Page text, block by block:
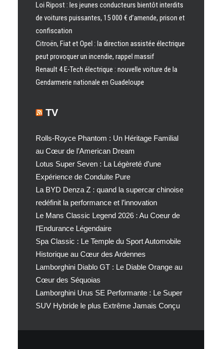
Loi Ripost : les jeunes conducteurs bientôt interdits
de voitures puissantes, 15 000 € d’amende, prison et
confiscation
Citroën, Fiat et Opel : la direction assistée électrique
peut provoquer un incendie, rappel massif
Renault 4 E-Tech électrique : nouvelle voiture de la
Gendarmerie nationale en Guadeloupe
TV
Rolls-Royce Phantom : Un Héritage Familial
au Cœur de l’American Dream
Lotus Super Seven : La Légèreté d’une
Expérience de Conduite Pure
La BYD Denza Z : quand la supercar chinoise
redéfinit la performance et l’innovation
Le Mans Classic Legend 2026 : Au Coeur de
l’Endurance Légendaire
Spa Classic : Le Temple du Sport Automobile
Historique au Cœur des Ardennes
Lamborghini Diablo GT : Le Diable Orange au
Cœur des Séquoias
Lamborghini Urus SE Performante : Le Super
SUV Hybride le plus Extrême Jamais Conçu